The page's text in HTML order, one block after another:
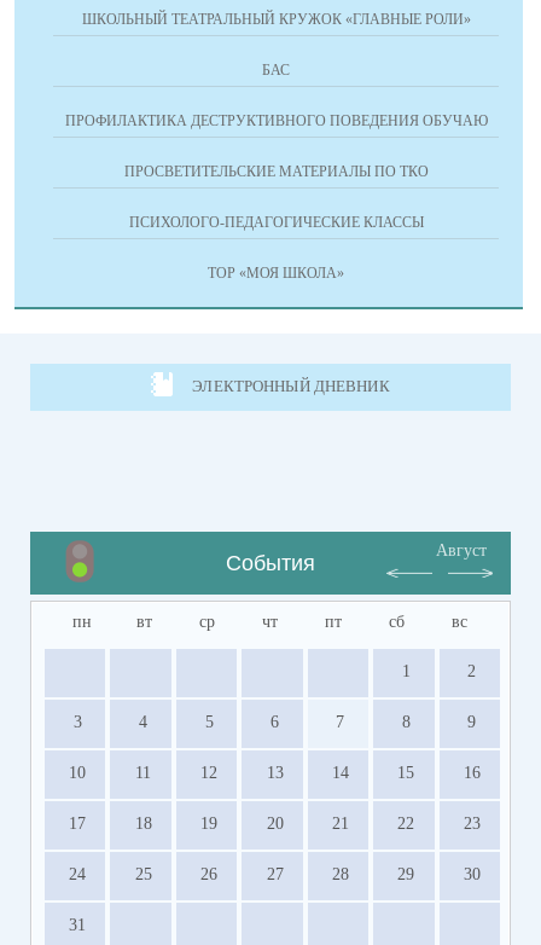
ШКОЛЬНЫЙ ТЕАТРАЛЬНЫЙ КРУЖОК «ГЛАВНЫЕ РОЛИ»
БАС
ПРОФИЛАКТИКА ДЕСТРУКТИВНОГО ПОВЕДЕНИЯ ОБУЧАЮ
ПРОСВЕТИТЕЛЬСКИЕ МАТЕРИАЛЫ ПО ТКО
ПСИХОЛОГО-ПЕДАГОГИЧЕСКИЕ КЛАССЫ
ТОР «МОЯ ШКОЛА»
ЭЛЕКТРОННЫЙ ДНЕВНИК
События
Август
пн вт ср чт пт сб вс
1 2
3 4 5 6 7 8 9
10 11 12 13 14 15 16
17 18 19 20 21 22 23
24 25 26 27 28 29 30
31